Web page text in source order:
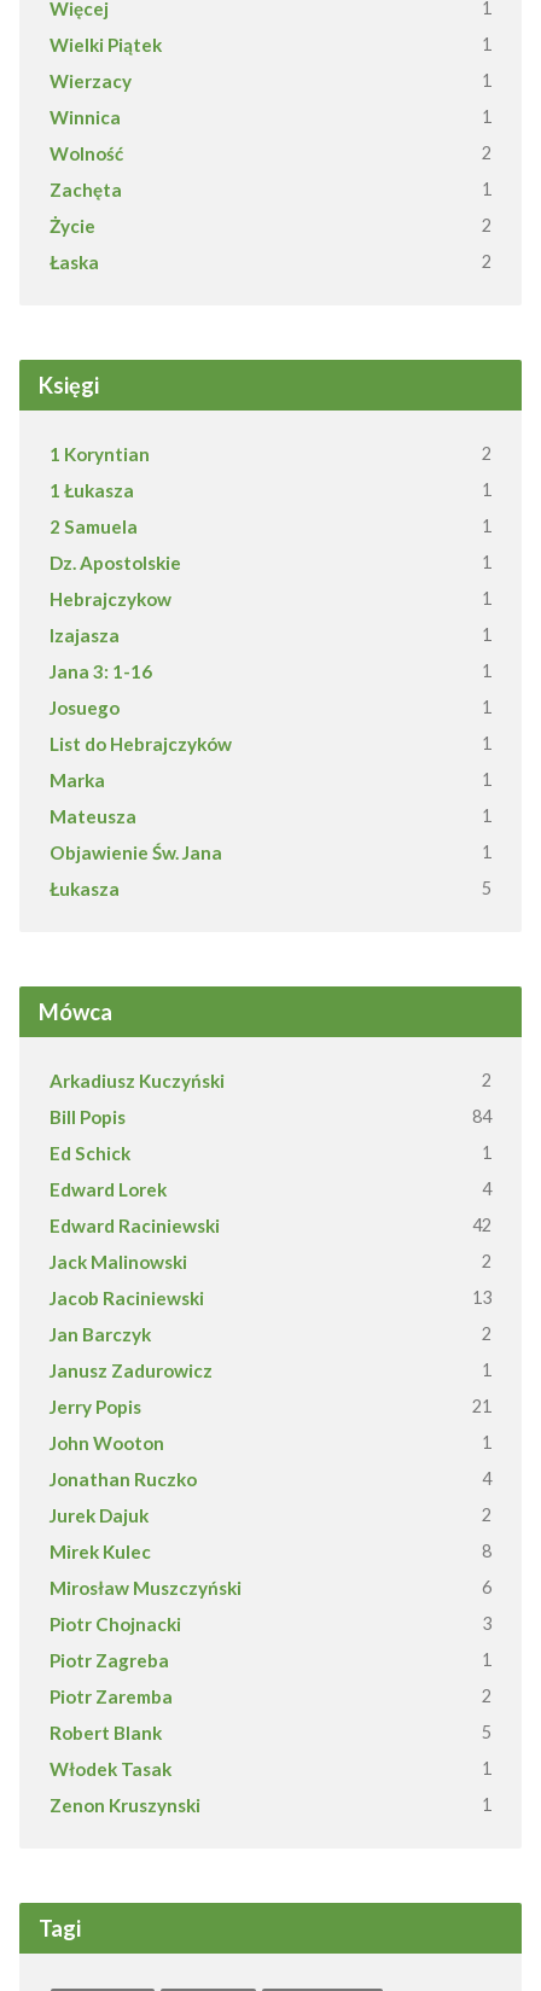
Więcej 1
Wielki Piątek 1
Wierzacy 1
Winnica 1
Wolność 2
Zachęta 1
Życie 2
Łaska 2
Księgi
1 Koryntian 2
1 Łukasza 1
2 Samuela 1
Dz. Apostolskie 1
Hebrajczykow 1
Izajasza 1
Jana 3: 1-16 1
Josuego 1
List do Hebrajczyków 1
Marka 1
Mateusza 1
Objawienie Św. Jana 1
Łukasza 5
Mówca
Arkadiusz Kuczyński 2
Bill Popis 84
Ed Schick 1
Edward Lorek 4
Edward Raciniewski 42
Jack Malinowski 2
Jacob Raciniewski 13
Jan Barczyk 2
Janusz Zadurowicz 1
Jerry Popis 21
John Wooton 1
Jonathan Ruczko 4
Jurek Dajuk 2
Mirek Kulec 8
Mirosław Muszczyński 6
Piotr Chojnacki 3
Piotr Zagreba 1
Piotr Zaremba 2
Robert Blank 5
Włodek Tasak 1
Zenon Kruszynski 1
Tagi